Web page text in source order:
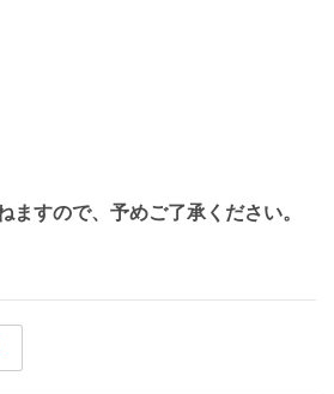
ますので、予めご了承ください。